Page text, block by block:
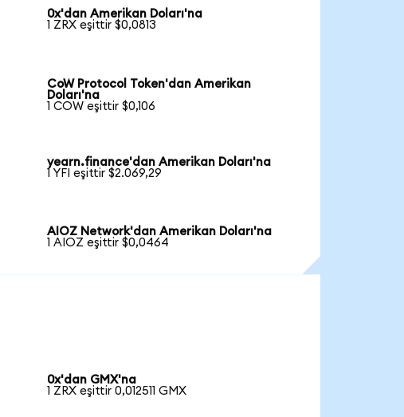
0x'dan Amerikan Doları'na
1 ZRX eşittir $0,0813
CoW Protocol Token'dan Amerikan
Doları'na
1 COW eşittir $0,106
yearn.finance'dan Amerikan Doları'na
1 YFI eşittir $2.069,29
AIOZ Network'dan Amerikan Doları'na
1 AIOZ eşittir $0,0464
0x'dan GMX'na
1 ZRX eşittir 0,012511 GMX